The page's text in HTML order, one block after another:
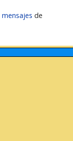
mensajes de